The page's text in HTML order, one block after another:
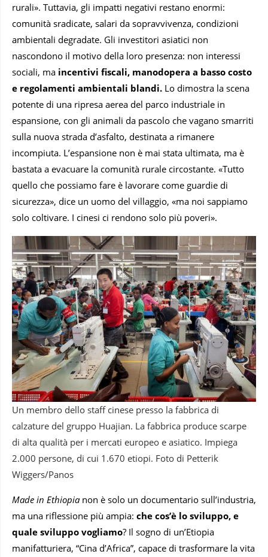
rurali». Tuttavia, gli impatti negativi restano enormi:
comunità sradicate, salari da sopravvivenza, condizioni
ambientali degradate. Gli investitori asiatici non
nascondono il motivo della loro presenza: non interessi
sociali, ma incentivi fiscali, manodopera a basso costo
e regolamenti ambientali blandi. Lo dimostra la scena
potente di una ripresa aerea del parco industriale in
espansione, con gli animali da pascolo che vagano smarriti
sulla nuova strada d’asfalto, destinata a rimanere
incompiuta. L’espansione non è mai stata ultimata, ma è
bastata a evacuare la comunità rurale circostante. «Tutto
quello che possiamo fare è lavorare come guardie di
sicurezza», dice un uomo del villaggio, «ma noi sappiamo
solo coltivare. I cinesi ci rendono solo più poveri».
Un membro dello staff cinese presso la fabbrica di
calzature del gruppo Huajian. La fabbrica produce scarpe
di alta qualità per i mercati europeo e asiatico. Impiega
2.000 persone, di cui 1.670 etiopi. Foto di Petterik
Wiggers/Panos
Made in Ethiopianon è solo un documentario sull’industria,
ma una riflessione più ampia: che cos’è lo sviluppo, e
quale sviluppo vogliamo? Il sogno di un’Etiopia
manifatturiera, “Cina d’Africa”, capace di trasformare la vita